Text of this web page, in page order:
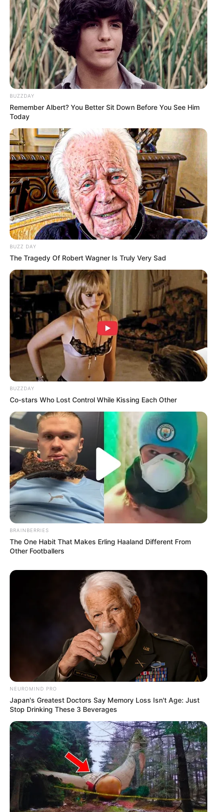
Kim Jae Rok sebagai Yeon Gi Bong
Lee Si Hoon sebagai Seok Won
Kwon Dong Won
OST (ORIGINAL SOUNDTRACK)
–
TRAILER MOONSHINE
Halaman :
1 2
TAGS DRAMA KOREA MOONSHINE
BUZZDAY
Remember Albert? You Better Sit Down Before You See Him
Today
BUZZ DAY
The Tragedy Of Robert Wagner Is Truly Very Sad
BUZZDAY
Co-stars Who Lost Control While Kissing Each Other
BRAINBERRIES
The One Habit That Makes Erling Haaland Different From
Other Footballers
NEUROMIND PRO
Japan's Greatest Doctors Say Memory Loss Isn't Age: Just
Stop Drinking These 3 Beverages